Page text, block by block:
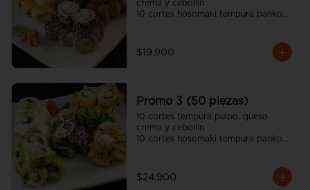
crema y cebollín
10 cortes hosomaki tempura panko
crema y ciboulette
10 cortes california sésamo pollo
$19.900
Promo 3 (50 piezas)
10 cortes tempura pulpo, queso
crema y cebollín
10 cortes hosomaki tempura panko
tempura, queso crema y cebollín
10 cortes california sésamo salmón,
$24.900